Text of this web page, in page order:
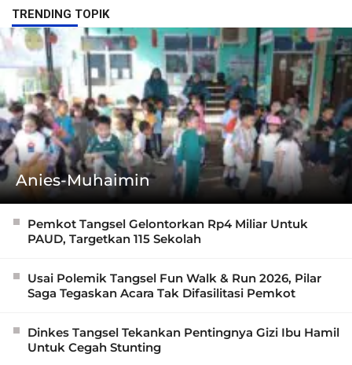
TRENDING TOPIK
Anies-Muhaimin
Pemkot Tangsel Gelontorkan Rp4 Miliar Untuk
PAUD, Targetkan 115 Sekolah
Usai Polemik Tangsel Fun Walk & Run 2026, Pilar
Saga Tegaskan Acara Tak Difasilitasi Pemkot
Dinkes Tangsel Tekankan Pentingnya Gizi Ibu Hamil
Untuk Cegah Stunting